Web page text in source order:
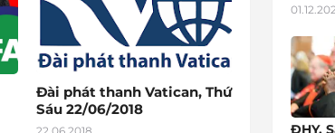
Đài phát thanh Vatican, Thứ
Sáu 22/06/2018
ĐHY.